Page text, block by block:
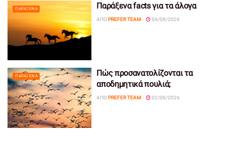
ΠΑΡΆΞΕΝΑ Παράξενα facts για τα άλογα
ΑΠΌ PREFER TEAM 04/08/2026
ΠΑΡΆΞΕΝΑ
Πώς προσανατολίζονται τα
αποδημητικά πουλιά;
ΑΠΌ PREFER TEAM 02/08/2026